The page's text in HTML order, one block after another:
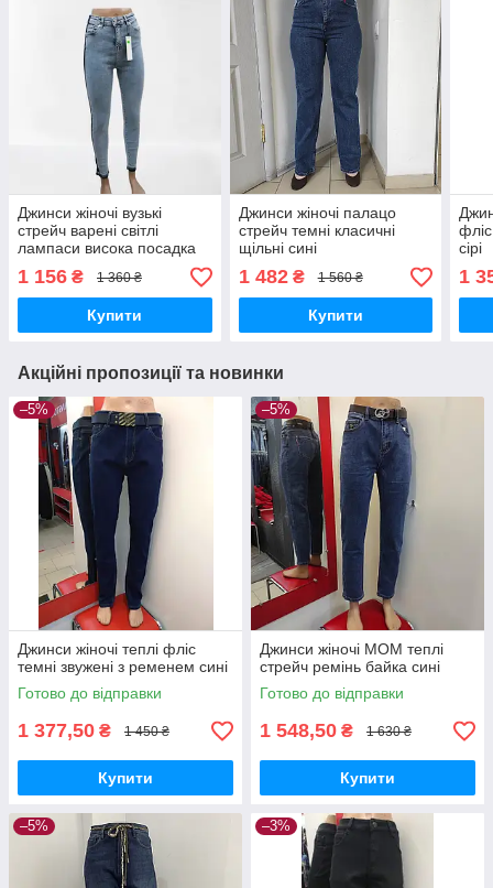
Джинси жіночі вузькі
стрейч варені світлі
лампаси висока посадка
блакитні
1 156 ₴ 1 360 ₴
Купити
Джинси жіночі палацо
стрейч темні класичні
щільні сині
1 482₴ 1 560 ₴
Купити
сірі
1
Акційні пропозиції та новинки
–5%
Джинси жіночі теплі фліс
темні звужені з ременем сині
Готово до відправки
1 377,50 ₴ 1 450 ₴
Купити
–5%
Джинси жіночі МОМ теплі
стрейч ремінь байка сині
Готово до відправки
1 548,50 ₴ 1 630 ₴
Купити
–5% –3%